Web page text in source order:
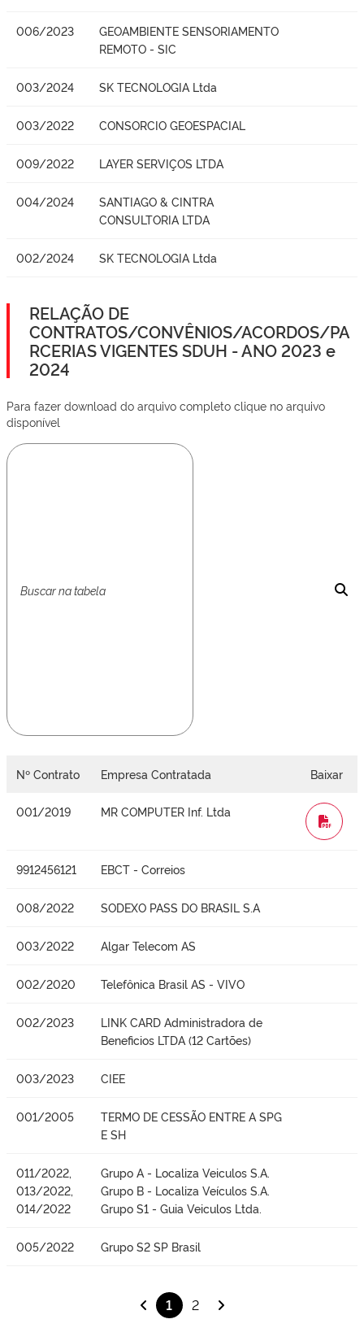
006/2023
GEOAMBIENTE SENSORIAMENTO
REMOTO - SIC
003/2024 SK TECNOLOGIA Ltda
003/2022 CONSORCIO GEOESPACIAL
009/2022 LAYER SERVIÇOS LTDA
004/2024
SANTIAGO & CINTRA
CONSULTORIA LTDA
002/2024 SK TECNOLOGIA Ltda
RELAÇÃO DE
CONTRATOS/CONVÊNIOS/ACORDOS/PA
RCERIAS VIGENTES SDUH - ANO 2023 e
2024
Para fazer download do arquivo completo clique no arquivo
disponível
Nº Contrato Empresa Contratada Baixar
001/2019 MR COMPUTER Inf. Ltda
WORD
9912456121 EBCT - Correios
008/2022 SODEXO PASS DO BRASIL S.A
003/2022 Algar Telecom AS
002/2020 Telefônica Brasil AS - VIVO
002/2023
LINK CARD Administradora de
Beneficios LTDA (12 Cartões)
003/2023 CIEE
001/2005
TERMO DE CESSÃO ENTRE A SPG
E SH
011/2022,
013/2022,
014/2022
Grupo A - Localiza Veiculos S.A.
Grupo B - Localiza Veículos S.A.
Grupo S1 - Guia Veiculos Ltda.
005/2022 Grupo S2 SP Brasil
1 2